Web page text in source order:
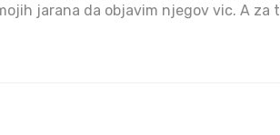
jarana da objavim njegov vic. A za